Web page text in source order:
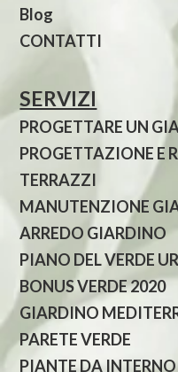
Blog
CONTATTI
SERVIZI
PROGETTARE UN
PROGETTAZIONE E
TERRAZZI
MANUTENZIONE
ARREDO GIARDINO
PIANO DEL VERDE
BONUS VERDE 2020
GIARDINO
PARETE VERDE
PIANTE DA INTERNO